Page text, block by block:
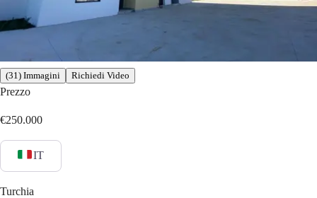
(31) Immagini Richiedi Video
Prezzo
€250.000
IT
Turchia